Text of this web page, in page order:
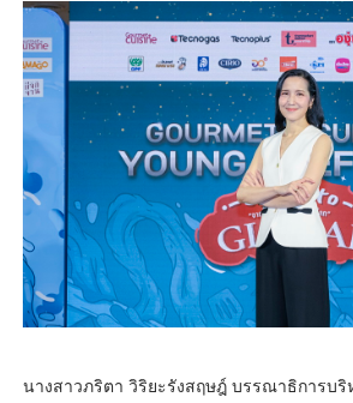
นางสาวภริตา วิริยะรังสฤษฎ์ บรรณาธิการบริ